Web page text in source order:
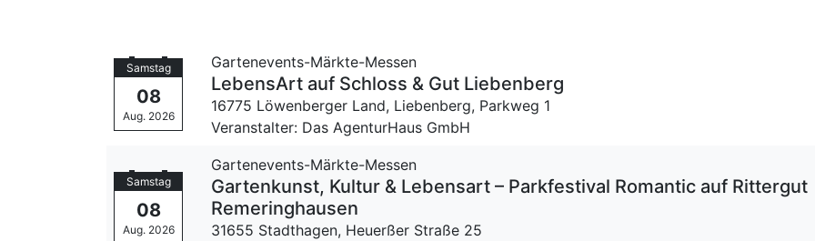
Samstag
08
Aug. 2026
Gartenevents-Märkte-Messen
LebensArt auf Schloss & Gut Liebenberg
16775 Löwenberger Land, Liebenberg, Parkweg 1
Veranstalter: Das AgenturHaus GmbH
Samstag
08
Aug. 2026
Gartenevents-Märkte-Messen
Gartenkunst, Kultur & Lebensart – Parkfestival Romantic auf Rittergut
Remeringhausen
31655 Stadthagen, Heuerßer Straße 25